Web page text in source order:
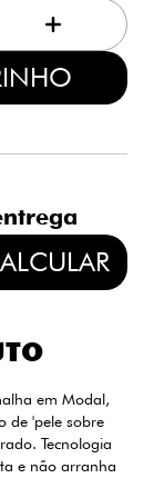
em Modal,
de 'pele sobre
Tecnologia
e não arranha